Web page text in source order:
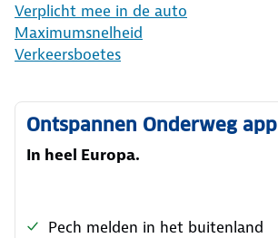
Verplicht mee in de auto
Maximumsnelheid
Verkeersboetes
Ontspannen Onderweg app
In heel Europa.
Pech melden in het buitenland